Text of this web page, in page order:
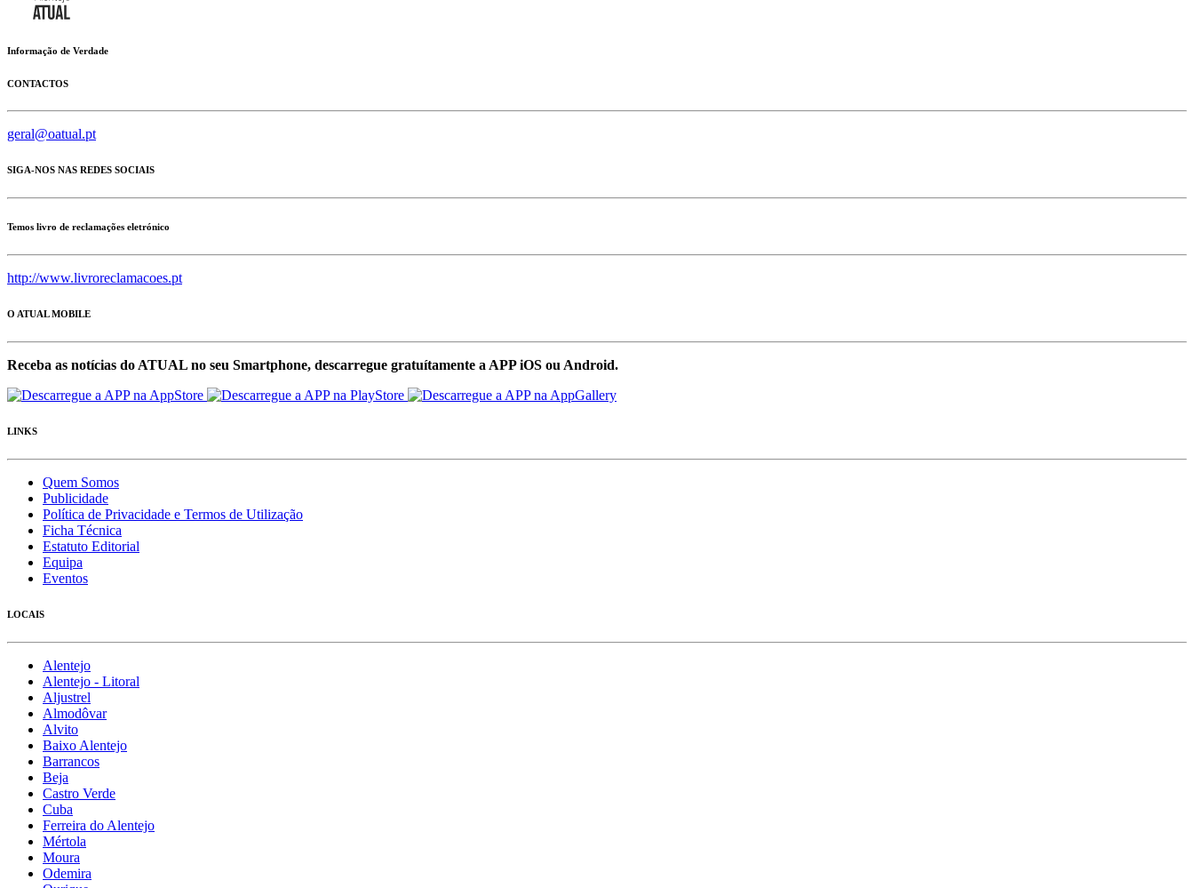
Informação de Verdade
CONTACTOS
geral@oatual.pt
SIGA-NOS NAS REDES SOCIAIS
Temos livro de reclamações eletrónico
http://www.livroreclamacoes.pt
O ATUAL MOBILE
Receba as notícias do ATUAL no seu Smartphone, descarregue gratuítamente a APP iOS ou Android.
LINKS
Quem Somos
Publicidade
Política de Privacidade e Termos de Utilização
Ficha Técnica
Estatuto Editorial
Equipa
Eventos
LOCAIS
Alentejo
Alentejo - Litoral
Aljustrel
Almodôvar
Alvito
Baixo Alentejo
Barrancos
Beja
Castro Verde
Cuba
Ferreira do Alentejo
Mértola
Moura
Odemira